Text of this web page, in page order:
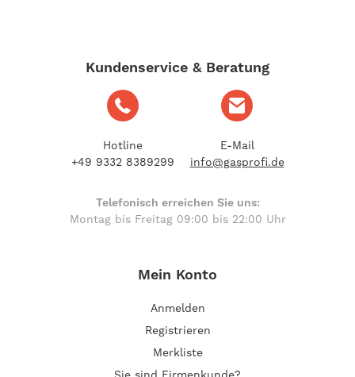
Kundenservice & Beratung
Hotline
+49 9332 8389299
E-Mail
info@gasprofi.de
Telefonisch erreichen Sie uns:
Montag bis Freitag 09:00 bis 22:00 Uhr
Mein Konto
Anmelden
Registrieren
Merkliste